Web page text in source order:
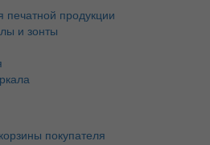
печатной продукции
и зонты
покупателя